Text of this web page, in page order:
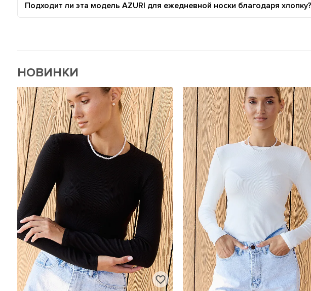
Подходит ли эта модель AZURI для ежедневной носки благодаря хлопку?
НОВИНКИ